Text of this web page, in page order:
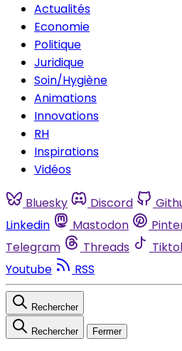
Actualités
Economie
Politique
Juridique
Soin/Hygiène
Animations
Innovations
RH
Inspirations
Vidéos
Bluesky Discord
Linkedin
Mastodon
Telegram
Threads
Youtube
RSS
Rechercher
Rechercher Fermer